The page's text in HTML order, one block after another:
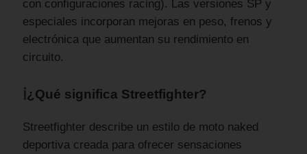
con configuraciones racing). Las versiones SP y
especiales incorporan mejoras en peso, frenos y
electrónica que aumentan su rendimiento en
circuito.
ℹ¿Qué significa Streetfighter?
Streetfighter describe un estilo de moto naked
deportiva creada para ofrecer sensaciones